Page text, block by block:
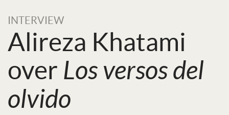
INTERVIEW
Alireza Khatami
over Los versos del
olvido